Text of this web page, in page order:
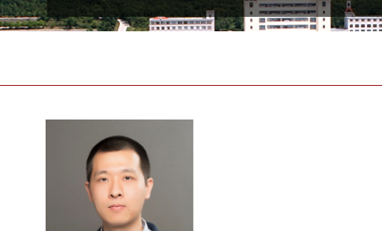
毕业院校：山东大学
学科：传播学